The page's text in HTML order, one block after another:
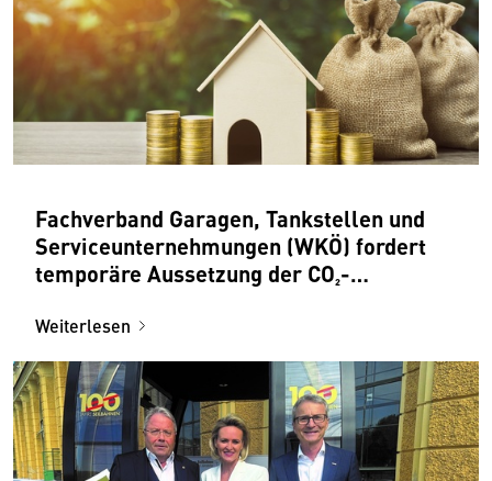
Fachverband Garagen, Tankstellen und
Serviceunternehmungen (WKÖ) fordert
temporäre Aussetzung der CO₂-
Weiterlesen